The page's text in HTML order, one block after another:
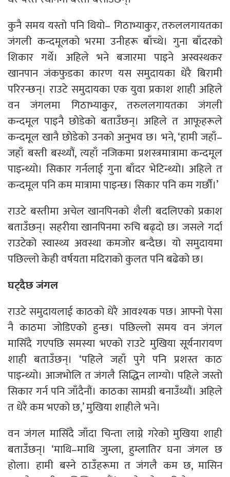
कुनै समय यस्तो पनि थियो– गिठाभ्याकुर, तरुललगायतका
जंगली कन्दमूलको भरमा उनीहरू बाँच्थे। गुना बाँदरको
शिकार गर्थे। अहिले भने बजारमा पाइने अस्वस्थकर
खानपान जंकफुडका कारण यस समुदायका धेरै बिरामी
परिरन्छन्। राउटे समुदायका एक युवा प्रकाश शाही अहिले
वन जंगलमा गिठाभ्याकुर, तरुललगायतका जंगली
कन्दमूल पाइनै छोडेको बताउँछन्। अहिले त आफूहरूले
कन्दमूल खानै छोडेको उनको अनुभव छ। भने, ‘हामी जहाँ–
जहाँ बस्ती बस्थ्यौं, त्यहाँ नजिकमा प्रशस्त्रमात्रामा कन्दमूल
पाइन्थ्यो। सिकार गर्नलाई गुना बाँदर भेटिन्थ्यो। अहिले त
कन्दमूल पनि कम मात्रामा पाइन्छ। सिकार पनि कम गर्छौं।’
राउटे बस्तीमा अचेल खानपिनको शैली बदलिएको प्रकाश
बताउँछन्। सहरीया खानपिनमा रुचि बढ्दो छ। जसले गर्दा
राउटेको स्वास्थ्य अवस्था कमजोर बन्दैछ। यो समुदायमा
पछिल्लो केही वर्षयता मदिराको कुलत पनि बढेको छ।
घट्दैछ जंगल
राउटे समुदायलाई काठको धेरै आवश्यक पछ। आफ्नो पेसा
नै काठमा जोडिएको हुन्छ। पछिल्लो समय वन जंगल
मासिँदै गएपछि समस्या भएको राउटे मुखिया सूर्यनारायण
शाही बताउँछन्। ‘पहिले जहाँ पुगे पनि प्रशस्त काठ
पाइन्थ्यो। आजभोलि त जंगलै सिद्धिन लाग्यो। पहिले जस्तो
सिकार गर्न पनि जाँदैनौं। काठका सामग्री बनाउँथ्यौं। अहिले
त धेरै कम भएको छ,’ मुखिया शाहीले भने।
वन जंगल मासिँदै जाँदा चिन्ता लाग्ने गरेको मुखिया शाही
बताउँछन्। ‘माथि–माथि जुम्ला, हुम्लातिर घना जंगल छ
होला। हामी बस्ने ठाउँहरूमा त जंगलै कम छ, मासिन